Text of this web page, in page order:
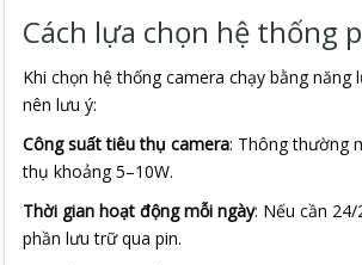
Cách lựa chọn hệ thống
Khi chọn hệ thống camera chạy bằng
nên lưu ý:
Công suất tiêu thụ camera: Thông thường
thụ khoảng 5–10W.
Thời gian hoạt động mỗi ngày: Nếu cần
phần lưu trữ qua pin.